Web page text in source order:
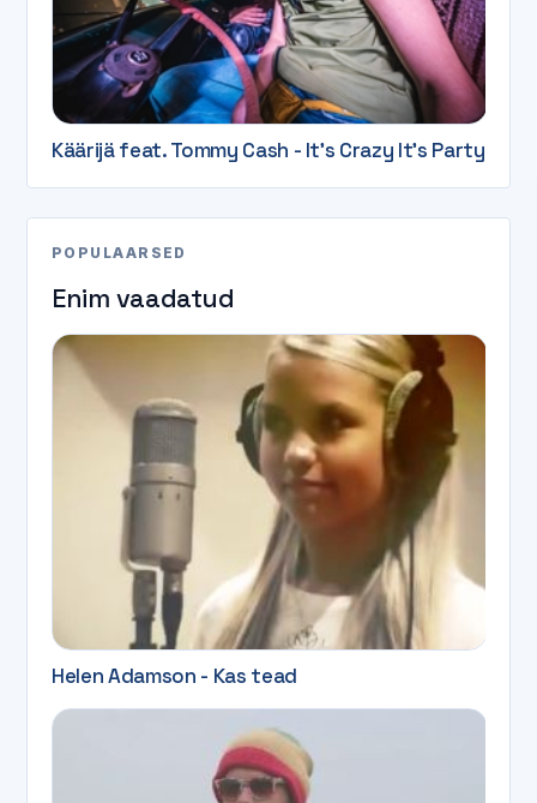
Käärijä feat. Tommy Cash - It's Crazy It's Party
POPULAARSED
Enim vaadatud
Helen Adamson - Kas tead